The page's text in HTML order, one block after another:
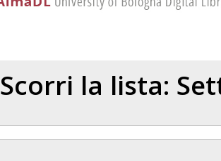
Scorri la lista: